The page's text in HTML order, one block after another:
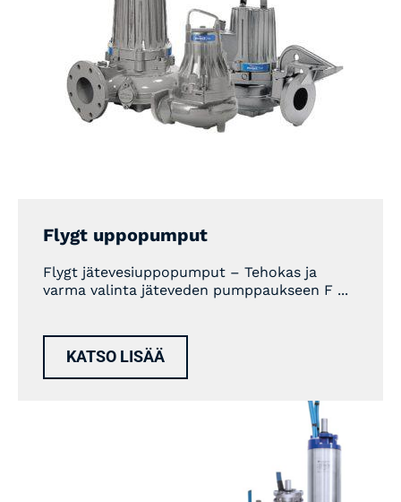
Flygt uppopumput
Flygt jätevesiuppopumput – Tehokas ja
varma valinta jäteveden pumppaukseen F ...
KATSO LISÄÄ